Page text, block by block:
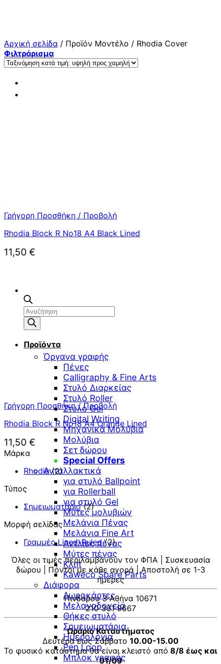
Αναζήτηση
προϊόντων
Προϊόντα
Όργανα γραφής
Πένες
Calligraphy & Fine Arts
Στυλό Διαρκείας
Στυλό Roller
Στυλό Gel
Digital Writing
Μηχανικά Μολύβια
Μολύβια
Σετ δώρου
Special Offers
Ανταλλακτικά
για στυλό Ballpoint
για Rollerball
για στυλό Gel
Μύτες μολυβιών
Μελάνια Πένας
Μελάνια Fine Art
Αντλίες πένας
Μύτες πένας
Κλιπ
Kaweco Spare Parts
Διάφορα
Δωροκάρτες
Μελανοδοχεία
Θήκες στυλό
Σημειωματάρια
Ημερολόγια
Pen Loop
Μπλοκ γραφής
Αρχική σελίδα / Προϊόν Μοντέλο / Rhodia Cover
Φιλτράρισμα
Γρήγορη Προσθήκη / Προβολή
Rhodia Block R No18 A4 Black Lined
11,50 €
Γρήγορη Προσθήκη / Προβολή
Rhodia Block R No18 A4 Orange Lined
11,50 €
Μάρκα
Rhodia (2)
Τύπος
Σημειωματάριο (2)
Μορφή σελίδας
Γραμμές Lined-Ruled (2)
Όλες οι τιμές περιλαμβάνουν τον ΦΠΑ | Συσκευασία
δώρου | Πόντοι με κάθε αγορά | Αποστολή σε 1-3
ημέρες
Πινδάρου 3 Αθήνα 10671
210 361 9667
Ωράριο Καταστήματος
Δευτέρα έως Σάββατο 10.00-15.00
Το φυσικό κατάστημα θα είναι κλειστό από 8/8 έως και
01/09